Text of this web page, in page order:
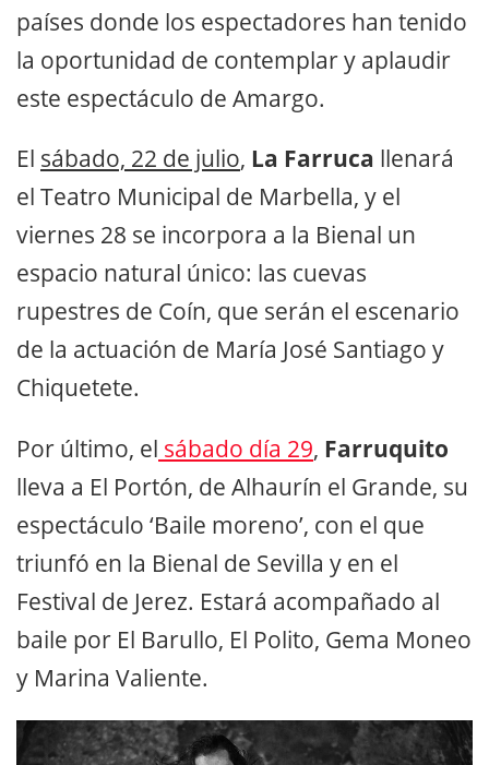
países donde los espectadores han tenido
la oportunidad de contemplar y aplaudir
este espectáculo de Amargo.
El sábado, 22 de julio, La Farruca llenará
el Teatro Municipal de Marbella, y el
viernes 28 se incorpora a la Bienal un
espacio natural único: las cuevas
rupestres de Coín, que serán el escenario
de la actuación de María José Santiago y
Chiquetete.
Por último, el sábado día 29, Farruquito
lleva a El Portón, de Alhaurín el Grande, su
espectáculo ‘Baile moreno’, con el que
triunfó en la Bienal de Sevilla y en el
Festival de Jerez. Estará acompañado al
baile por El Barullo, El Polito, Gema Moneo
y Marina Valiente.